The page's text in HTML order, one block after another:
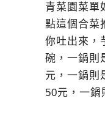
青菜園菜單
點這個合菜
你吐出來，
碗，一鍋則
元，一鍋則
50元，一鍋